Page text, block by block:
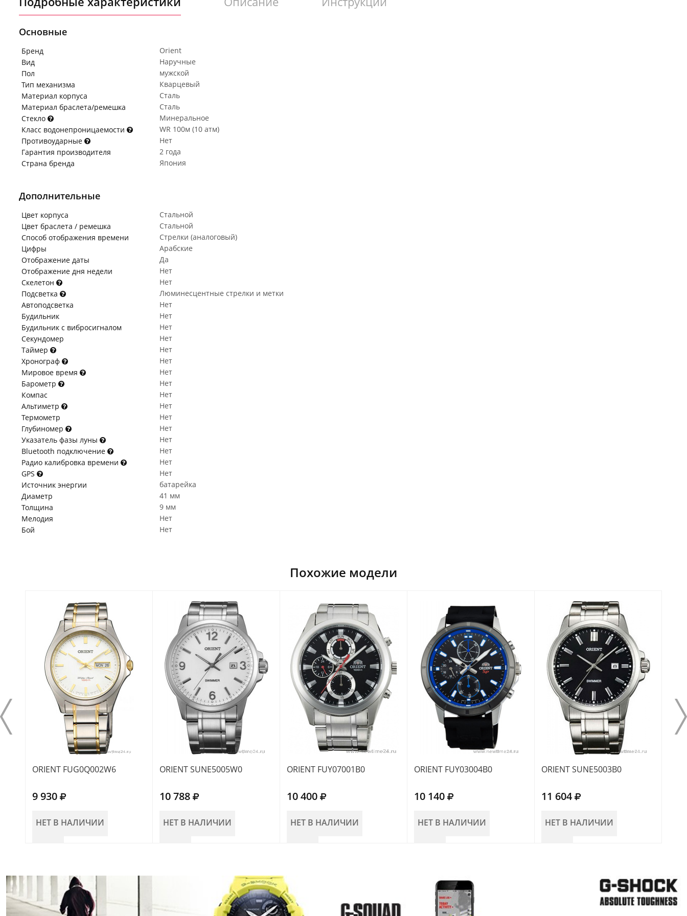
Основные
Бренд
Orient
Вид
Наручные
Пол
мужской
Тип механизма
Кварцевый
Материал корпуса
Сталь
Материал браслета/ремешка
Сталь
Стекло
Минеральное
Класс водонепроницаемости
WR 100м (10 атм)
Противоударные
Нет
Гарантия производителя
2 года
Страна бренда
Япония
Дополнительные
Цвет корпуса
Стальной
Цвет браслета / ремешка
Стальной
Способ отображения времени
Стрелки (аналоговый)
Цифры
Арабские
Отображение даты
Да
Отображение дня недели
Нет
Скелетон
Нет
Подсветка
Люминесцентные стрелки и метки
Автоподсветка
Нет
Будильник
Нет
Будильник с вибросигналом
Нет
Секундомер
Нет
Таймер
Нет
Хронограф
Нет
Мировое время
Нет
Барометр
Нет
Компас
Нет
Альтиметр
Нет
Термометр
Нет
Глубиномер
Нет
Указатель фазы луны
Нет
Bluetooth подключение
Нет
Радио калибровка времени
Нет
GPS
Нет
Источник энергии
батарейка
Диаметр
41 мм
Толщина
9 мм
Мелодия
Нет
Бой
Нет
Похожие модели
ORIENT FUG0Q002W6
9 930
НЕТ В НАЛИЧИИ
ORIENT SUNE5005W0
10 788
НЕТ В НАЛИЧИИ
ORIENT FUY07001B0
10 400
НЕТ В НАЛИЧИИ
ORIENT FUY03004B0
10 140
НЕТ В НАЛИЧИИ
ORIENT SUNE5003B0
11 604
НЕТ В НАЛИЧИИ